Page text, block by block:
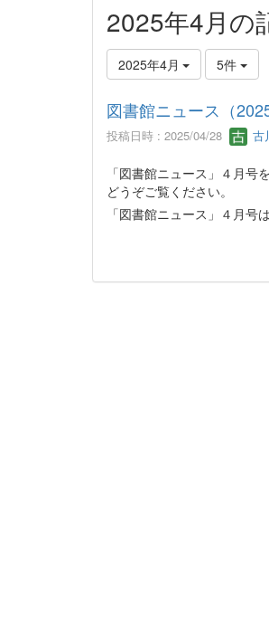
2025年4月の
2025年4月 5件
図書館ニュース（
投稿日時 : 2025/04/28 古
「図書館ニュース」４月号
どうぞご覧ください。
「図書館ニュース」４月号は